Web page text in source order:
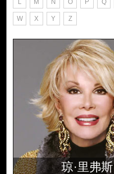
L M N O P Q
W X Y Z
琼·里弗斯